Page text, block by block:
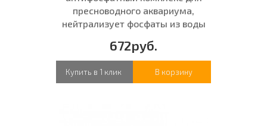
пресноводного аквариума,
нейтрализует фосфаты из воды
672руб.
Купить в 1 клик В корзину